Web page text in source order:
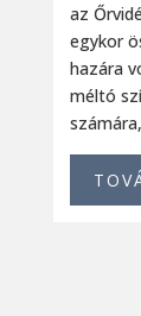
az
egykor
hazára
méltó